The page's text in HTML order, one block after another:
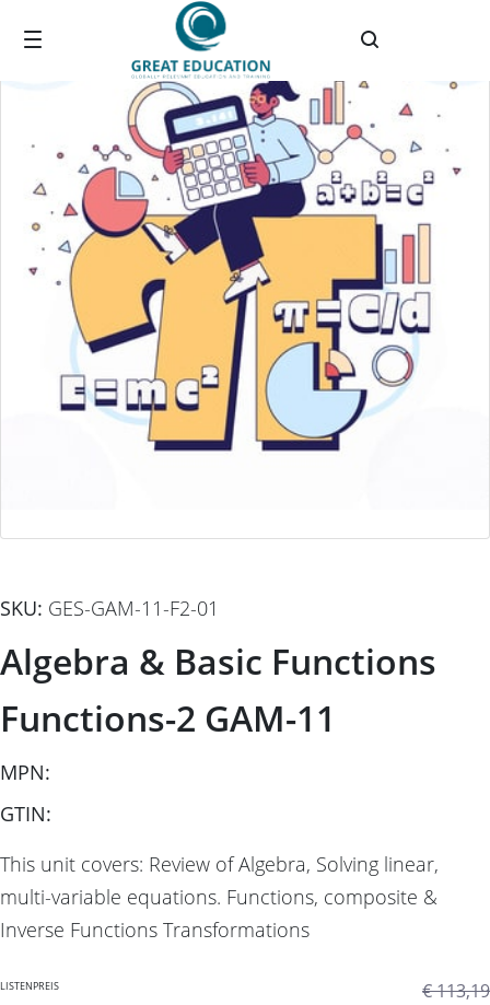
Zum Hauptinhalt springen
SKU: GES-GAM-11-F2-01
Algebra & Basic Functions
Functions-2 GAM-11
MPN:
GTIN:
This unit covers: Review of Algebra, Solving linear,
multi-variable equations. Functions, composite &
Inverse Functions Transformations
listenpreis € 113,19